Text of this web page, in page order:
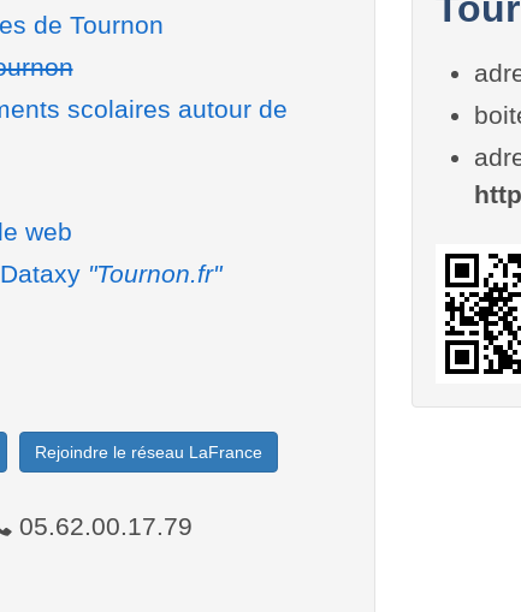
de Tournon
scolaires autour de
web
"Tournon.fr"
Rejoindre le réseau LaFrance
05.62.00.17.79